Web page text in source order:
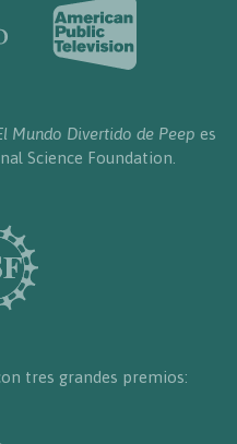
Mundo Divertido de Peep es
Science Foundation.
tres grandes premios: